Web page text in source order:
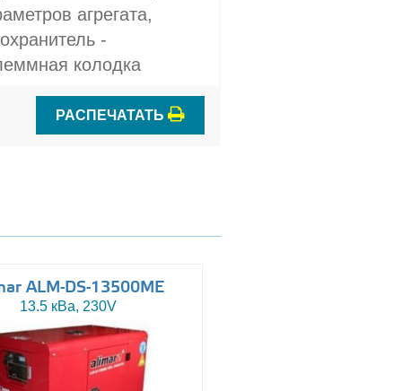
агрегата,
-
колодка
РАСПЕЧАТАТЬ
ALM-DS-13500ME
13.5 кВа, 230V